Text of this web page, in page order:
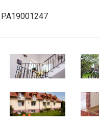
PA19001247